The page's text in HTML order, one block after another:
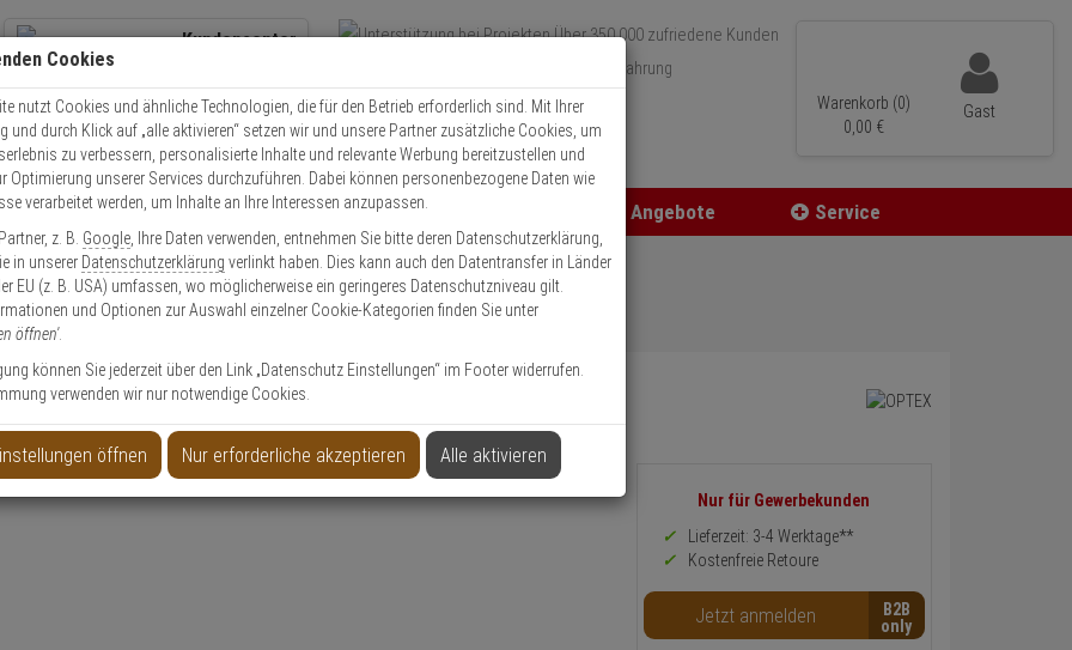
Kundencenter
Kontaktservice nutzen
Mo. - Do.: 8:00 - 16:30 Fr. 8:00 - 14:00 Uhr
Über 350.000 zufriedene Kunden
Über 15 Jahre Erfahrung
Schneller Versand
Warenkorb (0)
0, 00 €
Gast
Zutritt Einbruch Angebote Service
1 Laser-/Infrarot-Einstellwerkzeug
Produktinformationen
Zubehörartikel, Werkzeug
Informationen
Preis,
Verfügbakeit
Warenkorb-
oder
Konfigurieren-
Nur für Gewerbekunden
Lieferzeit: 3-4 Werktage**
Kostenfreie Retoure
Jetzt anmelden B2B
Cookies
nutzt Cookies und ähnliche Technologien, die für den Betrieb erforderlich sind. Mit Ihrer
und durch Klick auf „alle aktivieren“ setzen wir und unsere Partner zusätzliche Cookies, um
zu verbessern, personalisierte Inhalte und relevante Werbung bereitzustellen und
Optimierung unserer Services durchzuführen. Dabei können personenbezogene Daten wie
verarbeitet werden, um Inhalte an Ihre Interessen anzupassen.
z. B. Google , Ihre Daten verwenden, entnehmen Sie bitte deren Datenschutzerklärung,
in unserer Datenschutzerklärung verlinkt haben. Dies kann auch den Datentransfer in Länder
EU (z. B. USA) umfassen, wo möglicherweise ein geringeres Datenschutzniveau gilt.
und Optionen zur Auswahl einzelner Cookie-Kategorien finden Sie unter
öffnen'.
können Sie jederzeit über den Link „Datenschutz Einstellungen“ im Footer widerrufen.
verwenden wir nur notwendige Cookies.
öffnen Nur erforderliche akzeptieren Alle aktivieren